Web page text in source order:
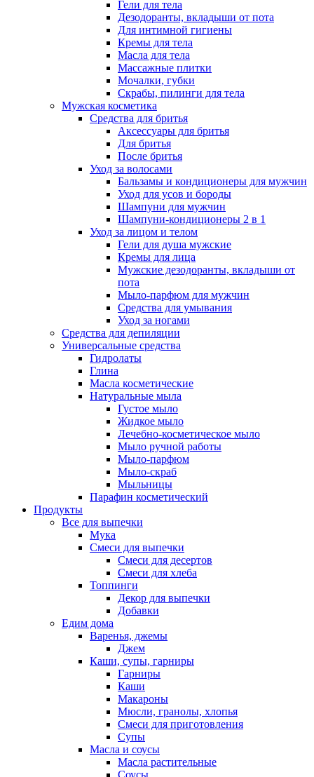
Гели для тела
Дезодоранты, вкладыши от пота
Для интимной гигиены
Кремы для тела
Масла для тела
Массажные плитки
Мочалки, губки
Скрабы, пилинги для тела
Мужская косметика
Средства для бритья
Аксессуары для бритья
Для бритья
После бритья
Уход за волосами
Бальзамы и кондиционеры для мужчин
Уход для усов и бороды
Шампуни для мужчин
Шампуни-кондиционеры 2 в 1
Уход за лицом и телом
Гели для душа мужские
Кремы для лица
Мужские дезодоранты, вкладыши от
пота
Мыло-парфюм для мужчин
Средства для умывания
Уход за ногами
Средства для депиляции
Универсальные средства
Гидролаты
Глина
Масла косметические
Натуральные мыла
Густое мыло
Жидкое мыло
Лечебно-косметическое мыло
Мыло ручной работы
Мыло-парфюм
Мыло-скраб
Мыльницы
Парафин косметический
Продукты
Все для выпечки
Мука
Смеси для выпечки
Смеси для десертов
Смеси для хлеба
Топпинги
Декор для выпечки
Добавки
Едим дома
Варенья, джемы
Джем
Каши, супы, гарниры
Гарниры
Каши
Макароны
Мюсли, гранолы, хлопья
Смеси для приготовления
Супы
Масла и соусы
Масла растительные
Соусы